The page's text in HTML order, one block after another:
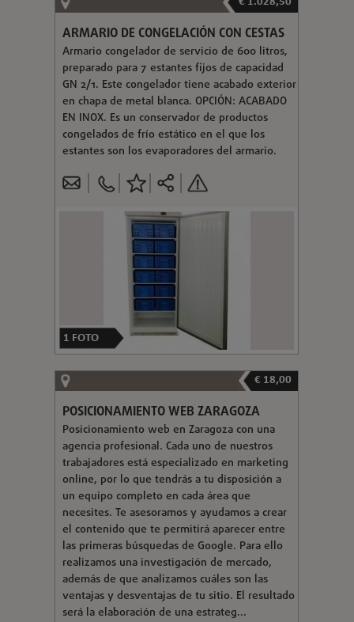
ARMARIO DE CONGELACIÓN CON CESTAS
Armario congelador de servicio de 600 litros,
preparado para 7 estantes fijos de capacidad
GN 2/1. Este congelador tiene acabado exterior
en chapa de metal blanca. OPCIÓN: ACABADO
EN INOX. Es un conservador de productos
congelados de frío estático en el que los
estantes son los evaporadores del armario.
1 FOTO
€ 18,00
POSICIONAMIENTO WEB ZARAGOZA
Posicionamiento web en Zaragoza con una
agencia profesional. Cada uno de nuestros
trabajadores está especializado en marketing
online, por lo que tendrás a tu disposición a
un equipo completo en cada área que
necesites. Te asesoramos y ayudamos a crear
el contenido que te permitirá aparecer entre
las primeras búsquedas de Google. Para ello
realizamos una investigación de mercado,
además de que analizamos cuáles son las
ventajas y desventajas de tu sitio. El resultado
será la elaboración de una estrateg...